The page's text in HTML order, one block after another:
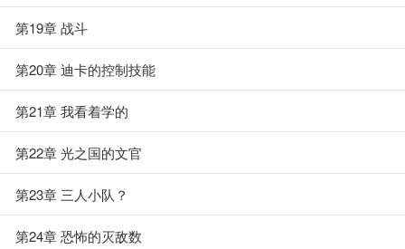
第19章 战斗
第20章 迪卡的控制技能
第21章 我看着学的
第22章 光之国的文官
第23章 三人小队？
第24章 恐怖的灭敌数